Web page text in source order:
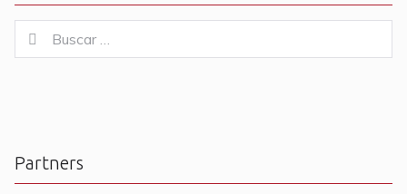
for:
Buscar
Partners